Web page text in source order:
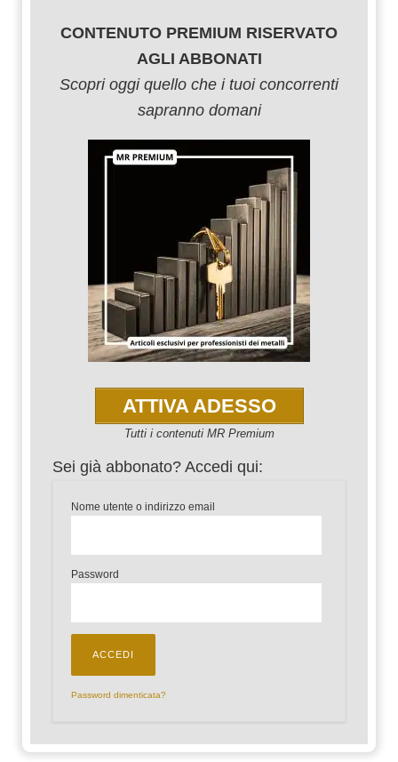
CONTENUTO PREMIUM RISERVATO
AGLI ABBONATI
Scopri oggi quello che i tuoi concorrenti
sapranno domani
ATTIVA ADESSO
Tutti i contenuti MR Premium
Sei già abbonato? Accedi qui:
Nome utente o indirizzo email
Password
Password dimenticata?